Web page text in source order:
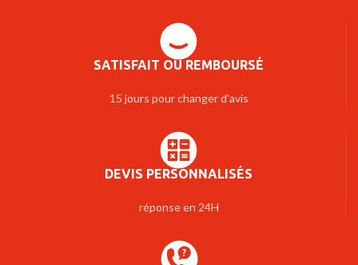
SATISFAIT OU REMBOURSÉ
15 jours pour changer d'avis
DEVIS PERSONNALISÉS
réponse en 24H